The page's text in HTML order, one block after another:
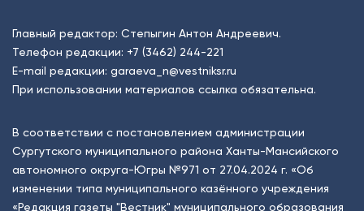
Главный редактор: Степыгин Антон Андреевич.
Телефон редакции: +7 (3462) 244-221
E-mail редакции: garaeva_n@vestniksr.ru
При использовании материалов ссылка обязательна.
В соответствии с постановлением администрации
Сургутского муниципального района Ханты-Мансийского
автономного округа-Югры №971 от 27.04.2024 г. «Об
изменении типа муниципального казённого учреждения
«Редакция газеты "Вестник" муниципального образования